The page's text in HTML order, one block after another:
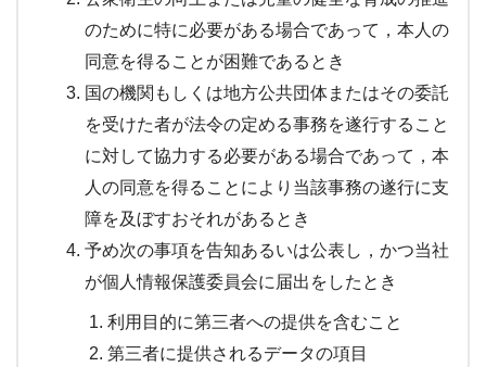
のために特に必要がある場合であって，本人の
同意を得ることが困難であるとき
国の機関もしくは地方公共団体またはその委託
を受けた者が法令の定める事務を遂行すること
に対して協力する必要がある場合であって，本
人の同意を得ることにより当該事務の遂行に支
障を及ぼすおそれがあるとき
予め次の事項を告知あるいは公表し，かつ当社
が個人情報保護委員会に届出をしたとき
利用目的に第三者への提供を含むこと
第三者に提供されるデータの項目